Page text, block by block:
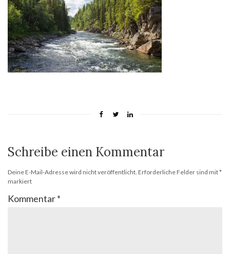
Schreibe einen Kommentar
Deine E-Mail-Adresse wird nicht veröffentlicht. Erforderliche Felder sind mit*
markiert
Kommentar*